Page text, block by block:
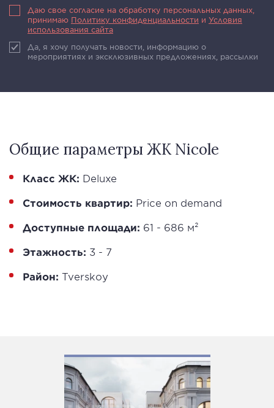
Даю свое согласие на обработку персональных данных,
принимаю Политику конфиденциальности и Условия
использования сайта
Да, я хочу получать новости, информацию о
мероприятиях и эксклюзивных предложениях, рассылки
Общие параметры ЖК Nicole
Класс ЖК: Deluxe
Стоимость квартир: Price on demand
Доступные площади: 61 - 686 м²
Этажность: 3 - 7
Район: Tverskoy